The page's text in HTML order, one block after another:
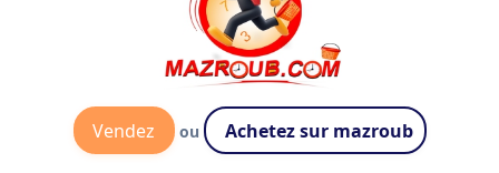
Vendez ou Achetez sur mazroub